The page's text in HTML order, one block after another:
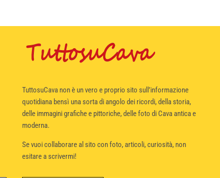
TuttosuCava non è un vero e proprio sito sull’informazione
quotidiana bensì una sorta di angolo dei ricordi, della storia,
delle immagini grafiche e pittoriche, delle foto di Cava antica e
moderna.
Se vuoi collaborare al sito con foto, articoli, curiosità, non
esitare a scrivermi!